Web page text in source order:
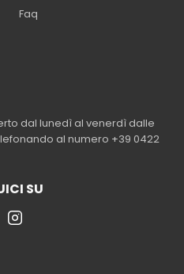
Faq
dal lunedì al venerdì dalle
al numero +39 0422
SU